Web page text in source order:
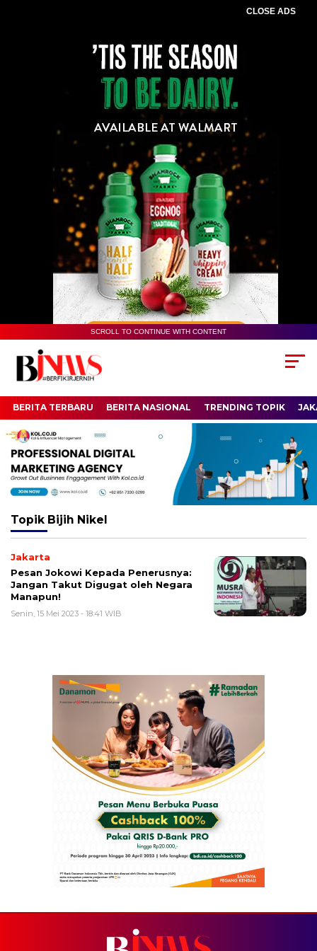
CLOSE ADS
SCROLL TO CONTINUE WITH CONTENT
BERITA TERBARU BERITA NASIONAL TRENDING TOPIK
Topik Bijih Nikel
Jakarta
Pesan Jokowi Kepada Penerusnya:
Jangan Takut Digugat oleh Negara
Manapun!
Senin, 15 Mei 2023 - 18:41 WIB